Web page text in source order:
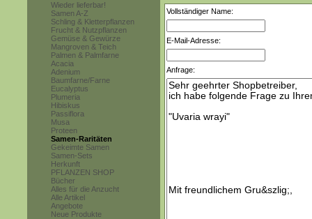
Wieder lieferbar!
Samen A-Z
Schling & Kletterpflanzen
Frucht & Nutzpflanzen
Gemüse & Gewürze
Mangroven & Teich
Palmen & Palmfarne
Acacia
Adenium
Baumfarne/Farne
Eucalyptus
Plumeria
Hibiskus
Passiflora
Musa
Proteen
Samen-Raritäten
Gekeimte Samen
Samen-Sets
Herkunft
PFLANZEN SHOP
Bücher
Alles für die Anzucht
Alle Artikel
Angebote
Neue Produkte
Vollständiger Name:
E-Mail-Adresse:
Anfrage: